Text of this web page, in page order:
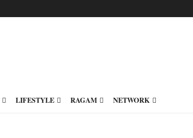
LIFESTYLE RAGAM NETWORK